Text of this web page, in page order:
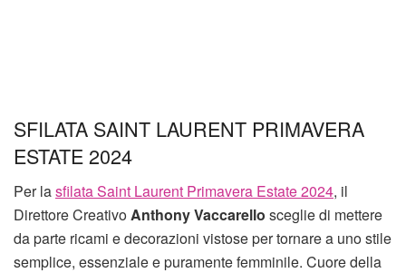
SFILATA SAINT LAURENT PRIMAVERA
ESTATE 2024
Per lasfilata Saint Laurent Primavera Estate 2024, il
Direttore CreativoAnthony Vaccarello sceglie di mettere
da parte ricami e decorazioni vistose per tornare a uno stile
semplice, essenziale e puramente femminile. Cuore della